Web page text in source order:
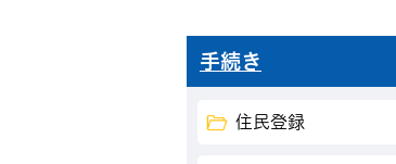
手続き
住民登録